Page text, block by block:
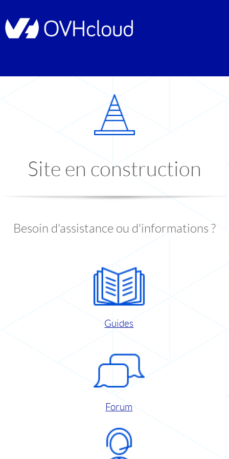
Site en construction
Besoin d'assistance ou d'informations ?
Guides
Forum